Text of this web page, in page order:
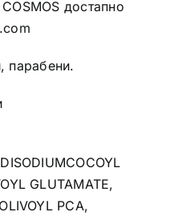
достапно
парабени.
GLUTAMATE,
PCA,